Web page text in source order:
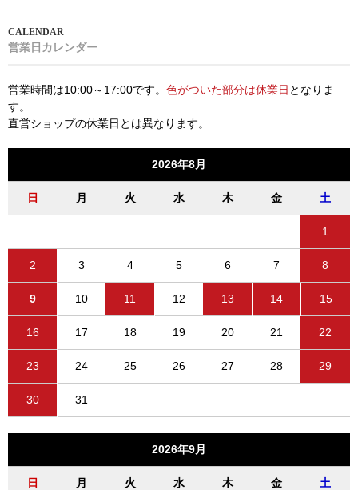
営業日カレンダー
営業時間は10:00～17:00です。 色がついた部分は休業日 となりま
す。
直営ショップの休業日とは異なります。
2026年8月
日 月 火 水 木 金 土
1
2 3 4 5 6 7 8
9 10 11 12 13 14 15
16 17 18 19 20 21 22
23 24 25 26 27 28 29
30 31
2026年9月
日 月 火 水 木 金 土